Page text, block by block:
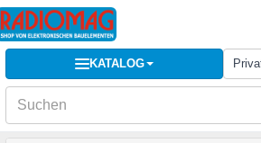
KATALOG